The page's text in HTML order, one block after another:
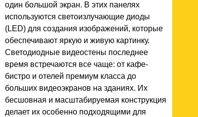
один большой экран. В этих панелях
используются светоизлучающие диоды
(LED) для создания изображений, которые
обеспечивают яркую и живую картинку.
Светодиодные видеостены последнее
время встречаются все чаще: от кафе-
бистро и отелей премиум класса до
больших видеоэкранов на зданиях. Их
бесшовная и масштабируемая конструкция
делает их особенно подходящими для